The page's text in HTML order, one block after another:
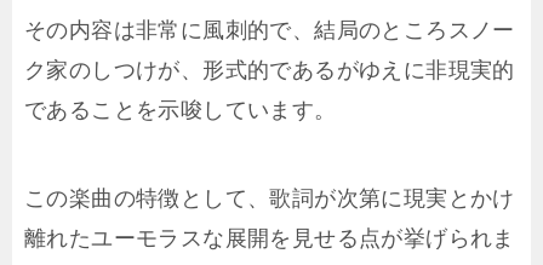
その内容は非常に風刺的で、結局のところスノー
ク家のしつけが、形式的であるがゆえに非現実的
であることを示唆しています。
この楽曲の特徴として、歌詞が次第に現実とかけ
離れたユーモラスな展開を見せる点が挙げられま